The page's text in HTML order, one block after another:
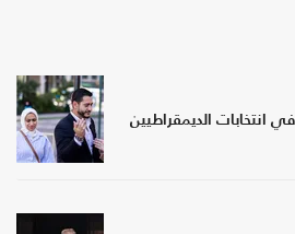
انتخابات الديمقراطيين